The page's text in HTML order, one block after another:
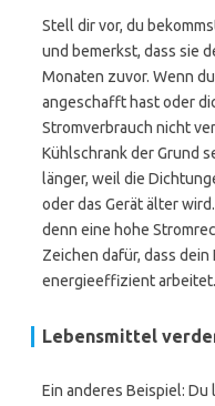
Stell dir vor, du
und bemerkst, dass sie
Monaten zuvor. Wenn
angeschafft hast oder
Stromverbrauch nicht
Kühlschrank der Grund
länger, weil die
oder das Gerät älter
denn eine hohe
Zeichen dafür, dass
energieeffizient arbeitet.
Lebensmittel
Ein anderes Beispiel: